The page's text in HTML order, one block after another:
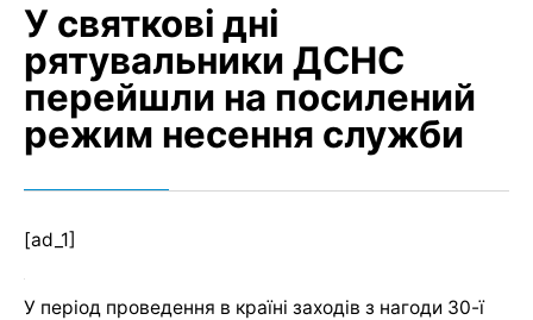
У святкові дні
рятувальники ДСНС
перейшли на посилений
режим несення служби
[ad_1]
У період проведення в країні заходів з нагоди 30-ї